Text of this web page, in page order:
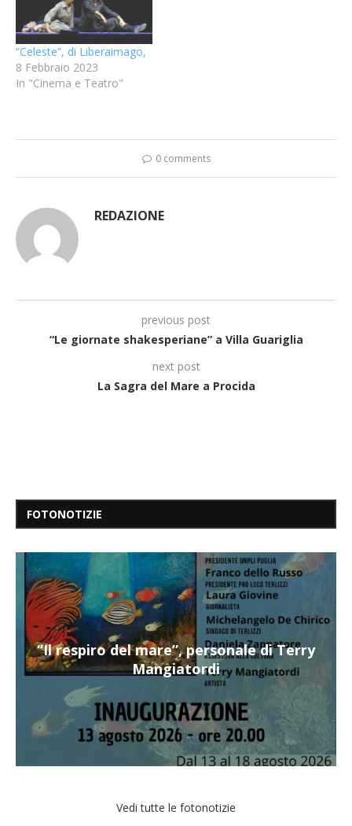
“Celeste”, di Liberaimago,
8 Febbraio 2023
In "Cinema e Teatro"
0 comments
REDAZIONE
previous post
“Le giornate shakesperiane” a Villa Guariglia
next post
La Sagra del Mare a Procida
FOTONOTIZIE
“Il respiro del mare”, personale di Terry
Mangiatordi
Vedi tutte le fotonotizie